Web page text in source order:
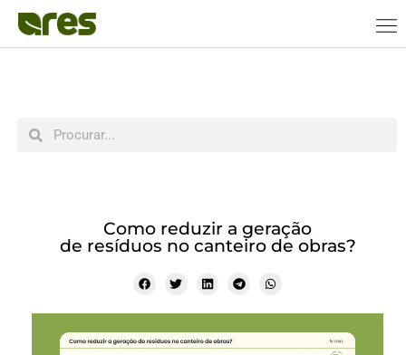
Como reduzir a geração
de resíduos no canteiro de obras?